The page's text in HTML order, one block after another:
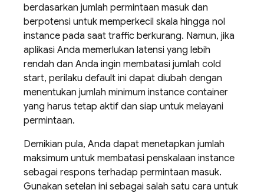
berdasarkan jumlah permintaan masuk dan
berpotensi untuk memperkecil skala hingga nol
instance pada saat traffic berkurang. Namun, jika
aplikasi Anda memerlukan latensi yang lebih
rendah dan Anda ingin membatasi jumlah cold
start, perilaku default ini dapat diubah dengan
menentukan jumlah minimum instance container
yang harus tetap aktif dan siap untuk melayani
permintaan.
Demikian pula, Anda dapat menetapkan jumlah
maksimum untuk membatasi penskalaan instance
sebagai respons terhadap permintaan masuk.
Gunakan setelan ini sebagai salah satu cara untuk